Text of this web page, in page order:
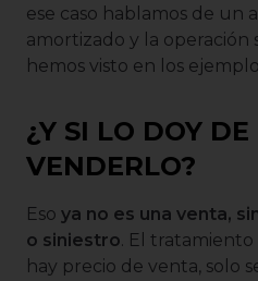
ese caso hablamos de un
amortizado y la operación
hemos visto en los
¿Y SI LO DOY
VENDERLO?
Eso ya no es una venta,
o siniestro. El
hay precio de venta, solo